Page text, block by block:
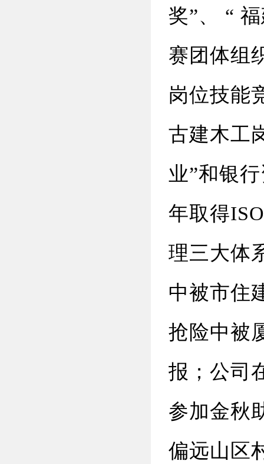
奖”、 “
赛团体组
岗位技能
古建木工
业”和银
年取得
理三大体
中被市住
抢险中被
报；公司
参加金秋
偏远山区